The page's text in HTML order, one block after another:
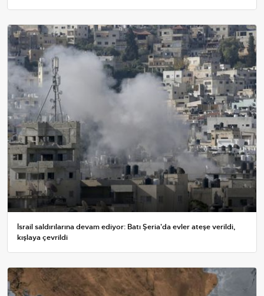
İsrail saldırılarına devam ediyor: Batı Şeria'da evler ateşe verildi,
kışlaya çevrildi